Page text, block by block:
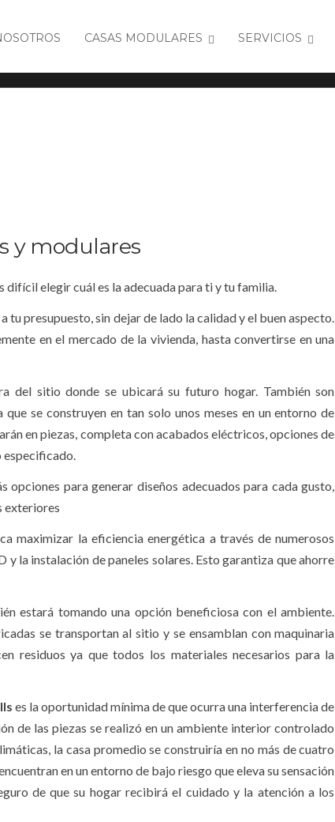
CASAS MODULARES SERVICIOS
y modulares
elegir cuál es la adecuada para ti y tu familia.
tu presupuesto, sin dejar de lado la calidad y el buen aspecto.
en el mercado de la vivienda, hasta convertirse en una
del sitio donde se ubicará su futuro hogar. También son
se construyen en tan solo unos meses en un entorno de
en piezas, completa con acabados eléctricos, opciones de
especificado.
opciones para generar diseños adecuados para cada gusto,
exteriores
maximizar la eficiencia energética a través de numerosos
la instalación de paneles solares. Esto garantiza que ahorre
estará tomando una opción beneficiosa con el ambiente.
se transportan al sitio y se ensamblan con maquinaria
residuos ya que todos los materiales necesarios para la
es la oportunidad mínima de que ocurra una interferencia de
de las piezas se realizó en un ambiente interior controlado
la casa promedio se construiría en no más de cuatro
en un entorno de bajo riesgo que eleva su sensación
de que su hogar recibirá el cuidado y la atención a los